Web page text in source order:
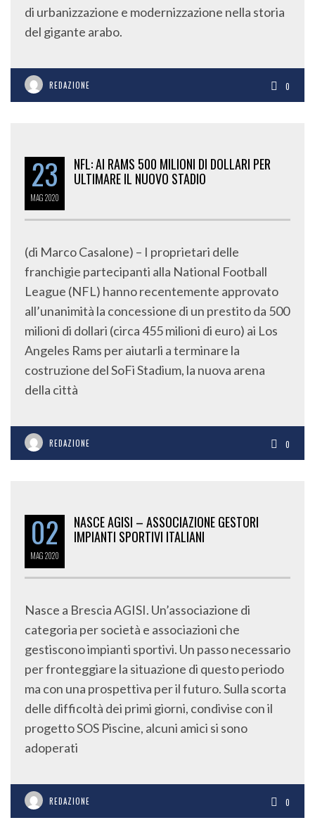
di urbanizzazione e modernizzazione nella storia
del gigante arabo.
REDAZIONE 0
23
MAG2020
NFL: AI RAMS 500 MILIONI DI DOLLARI PER
ULTIMARE IL NUOVO STADIO
(di Marco Casalone) – I proprietari delle
franchigie partecipanti alla National Football
League (NFL) hanno recentemente approvato
all’unanimità la concessione di un prestito da 500
milioni di dollari (circa 455 milioni di euro) ai Los
Angeles Rams per aiutarli a terminare la
costruzione del SoFi Stadium, la nuova arena
della città
REDAZIONE 0
02
MAG2020
NASCE AGISI – ASSOCIAZIONE GESTORI
IMPIANTI SPORTIVI ITALIANI
Nasce a Brescia AGISI. Un’associazione di
categoria per società e associazioni che
gestiscono impianti sportivi. Un passo necessario
per fronteggiare la situazione di questo periodo
ma con una prospettiva per il futuro. Sulla scorta
delle difficoltà dei primi giorni, condivise con il
progetto SOS Piscine, alcuni amici si sono
adoperati
REDAZIONE 0